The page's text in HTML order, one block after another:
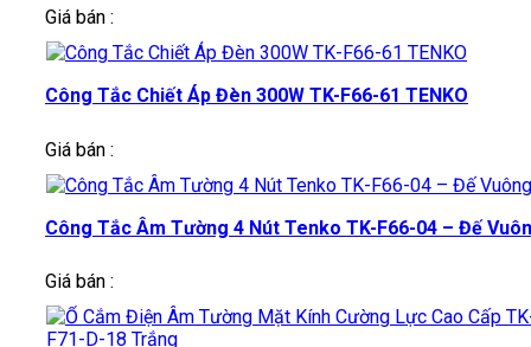
Giá bán :
Công Tắc Chiết Áp Đèn 300W TK-F66-61 TENKO
Giá bán :
Công Tắc Âm Tường 4 Nút Tenko TK-F66-04 – Đế
Giá bán :